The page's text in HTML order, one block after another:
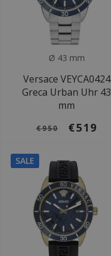
Ø 43 mm
Versace VEYCA0424
Greca Urban Uhr 43
mm
€950 €519
SALE